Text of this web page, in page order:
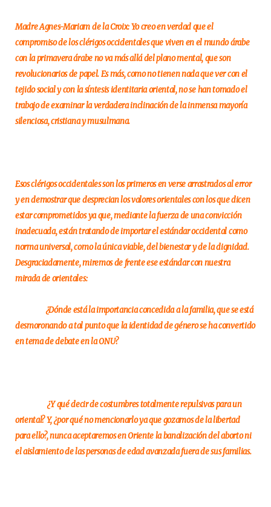
Madre Agnes-Mariam de la Croix: Yo creo en verdad que el
compromiso de los clérigos occidentales que viven en el mundo árabe
con la primavera árabe no va más allá del plano mental, que son
revolucionarios de papel. Es más, como no tienen nada que ver con el
tejido social y con la síntesis identitaria oriental, no se han tomado el
trabajo de examinar la verdadera inclinación de la inmensa mayoría
silenciosa, cristiana y musulmana.
Esos clérigos occidentales son los primeros en verse arrastrados al error
y en demostrar que desprecian los valores orientales con los que dicen
estar comprometidos ya que, mediante la fuerza de una convicción
inadecuada, están tratando de importar el estándar occidental como
norma universal, como la única viable, del bienestar y de la dignidad.
Desgraciadamente, miremos de frente ese estándar con nuestra
mirada de orientales:
¿Dónde está la importancia concedida a la familia, que se está
desmoronando a tal punto que la identidad de género se ha convertido
en tema de debate en la ONU?
¿Y qué decir de costumbres totalmente repulsivas para un
oriental? Y, ¿por qué no mencionarlo ya que gozamos de la libertad
para ello?, nunca aceptaremos en Oriente la banalización del aborto ni
el aislamiento de las personas de edad avanzada fuera de sus familias.